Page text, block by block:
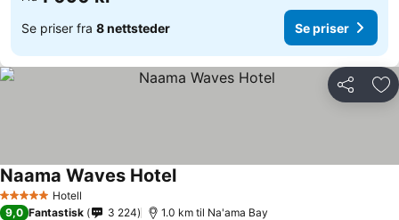
Se priser fra 8 nettsteder Se priser
Del
5 Stjerner Hotell
Naama Waves HotelSe priser
9,0 Fantastisk 3 224 1.0 km til Na'ama Bay